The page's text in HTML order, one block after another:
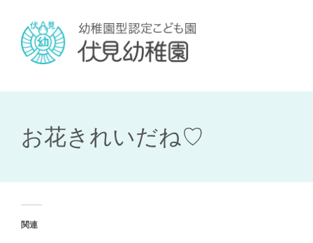
お花きれいだね♡
関連